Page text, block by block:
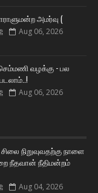
அமர்வு (
Aug 06, 2026
வழக்கு - பல
Aug 06, 2026
நிறுவுவதற்கு நாளை
நீதவான் நீதிமன்றம்
Aug 04, 2026